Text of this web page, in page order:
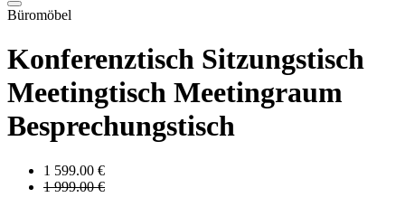
Büromöbel
Konferenztisch Sitzungstisch
Meetingtisch Meetingraum
Besprechungstisch
1 599.00 €
1 999.00 €